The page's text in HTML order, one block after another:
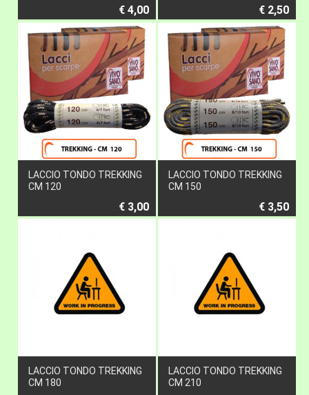
€ 4,00 € 2,50
LACCIO TONDO TREKKING
CM 120
€ 3,00
LACCIO TONDO TREKKING
CM 150
€ 3,50
LACCIO TONDO TREKKING
CM 180
LACCIO TONDO TREKKING
CM 210